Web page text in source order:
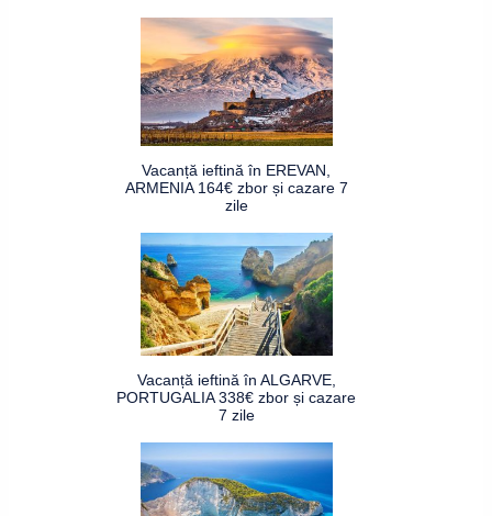
Vacanță ieftină în EREVAN,
ARMENIA 164€ zbor și cazare 7
zile
Vacanță ieftină în ALGARVE,
PORTUGALIA 338€ zbor și cazare
7 zile